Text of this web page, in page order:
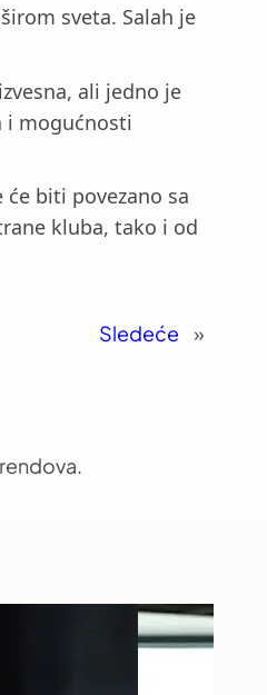
sveta. Salah je
ali jedno je
i mogućnosti
biti povezano sa
kluba, tako i od
Sledeće »